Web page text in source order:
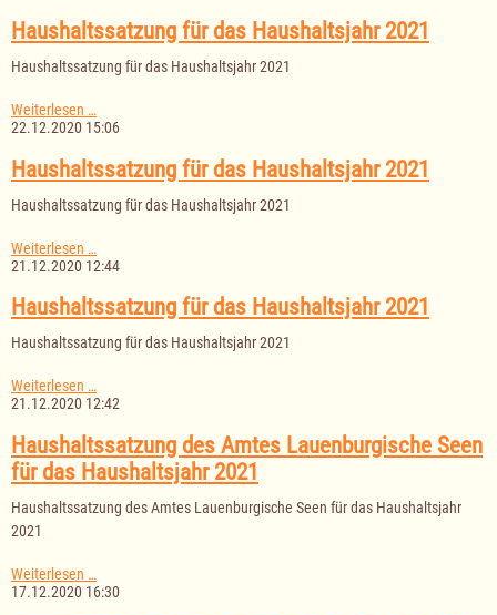
Haushaltsjahr
2021
Haushaltssatzung für das Haushaltsjahr 2021
Haushaltssatzung für das Haushaltsjahr 2021
Weiterlesen …Haushaltssatzung
für
Haushaltsjahr
2021
22.12.2020 15:06
Haushaltssatzung für das Haushaltsjahr 2021
Haushaltssatzung für das Haushaltsjahr 2021
Weiterlesen …
für
Haushaltsjahr
2021
21.12.2020 12:44
Haushaltssatzung für das Haushaltsjahr 2021
Haushaltssatzung für das Haushaltsjahr 2021
Weiterlesen …Haushaltssatzung
für
Haushaltsjahr
2021
21.12.2020 12:42
Haushaltssatzung des Amtes Lauenburgische Seen
für das Haushaltsjahr 2021
Haushaltssatzung des Amtes Lauenburgische Seen für das Haushaltsjahr
2021
Weiterlesen …
des
17.12.2020 16:30